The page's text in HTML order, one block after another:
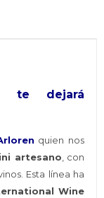
te dejará
quien nos
artesano, con
Esta línea ha
Wine